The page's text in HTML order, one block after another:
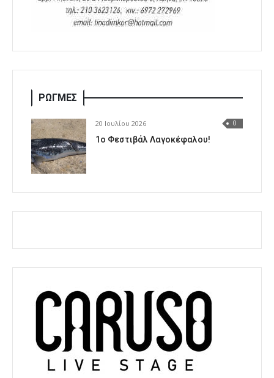
ΡΩΓΜΕΣ
20 Ιουλίου 2026 0
1o Φεστιβάλ Λαγοκέφαλου!